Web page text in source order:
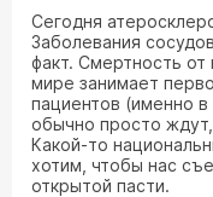
Сегодня
Заболевания
факт. Смертность от
мире занимает
пациентов (именно
обычно просто
Какой-то
хотим, чтобы нас
открытой пасти.